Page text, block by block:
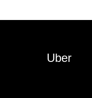
Uber